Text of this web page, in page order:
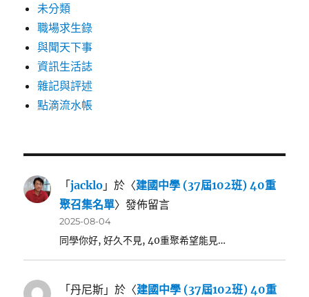
未分類
職場求生錄
與聞天下事
資訊生活誌
雜記與評述
點滴流水帳
「jacklo 」於〈建國中學 (37屆102班) 40重
聚召集名單〉發佈留言
2025-08-04
同學你好, 好久不見, 40重聚希望能見…
「丹尼斯 」於〈建國中學 (37屆102班) 40重